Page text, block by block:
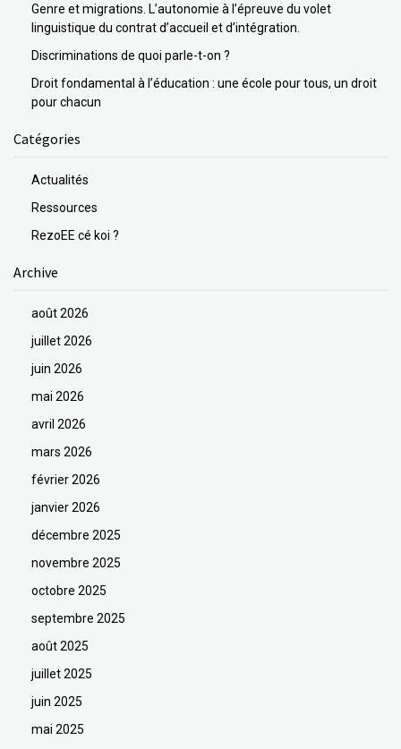
Genre et migrations. L’autonomie à l’épreuve du volet
linguistique du contrat d’accueil et d’intégration.
Discriminations de quoi parle-t-on ?
Droit fondamental à l’éducation : une école pour tous, un droit
pour chacun
Catégories
Actualités
Ressources
RezoEE cé koi ?
Archive
août 2026
juillet 2026
juin 2026
mai 2026
avril 2026
mars 2026
février 2026
janvier 2026
décembre 2025
novembre 2025
octobre 2025
septembre 2025
août 2025
juillet 2025
juin 2025
mai 2025